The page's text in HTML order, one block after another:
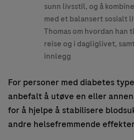
sunn livsstil, og å
med et balansert sosialt
Thomas om hvordan han
reise og i dagliglivet,
innlegg
For personer med diabetes
anbefalt å utøve en eller
for å hjelpe å stabilisere
andre helsefremmende